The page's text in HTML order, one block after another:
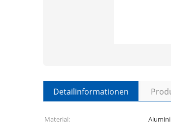
Detailinformationen
Material: